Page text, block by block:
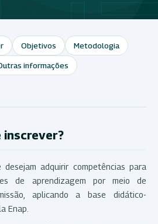
Objetivos Metodologia
informações
inscrever?
desejam adquirir competências para
de aprendizagem por meio de
aplicando a base didático-
Enap.